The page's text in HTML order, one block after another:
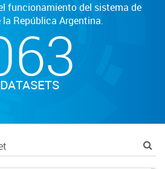
funcionamiento del sistema de
República Argentina.
DATASETS